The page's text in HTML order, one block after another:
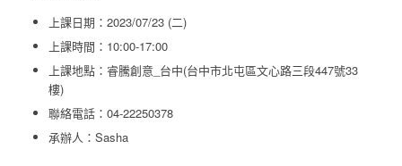
上課日期：2023/07/23 (二)
上課時間：10:00-17:00
上課地點：睿騰創意_台中(台中市北屯區文心路三段447號33
樓)
聯絡電話：04-22250378
承辦人：Sasha